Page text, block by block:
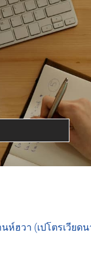
ห์ฮวา (เปโตรเวีย